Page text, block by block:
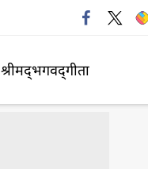
श्रीमद्‍भगवद्‍गीता